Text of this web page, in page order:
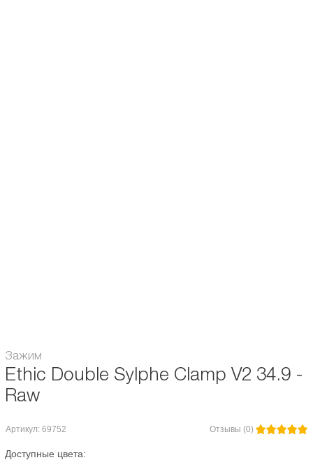
Зажим
Ethic Double Sylphe Clamp V2 34.9 -
Raw
Артикул: 69752 Отзывы (0)
Доступные цвета: